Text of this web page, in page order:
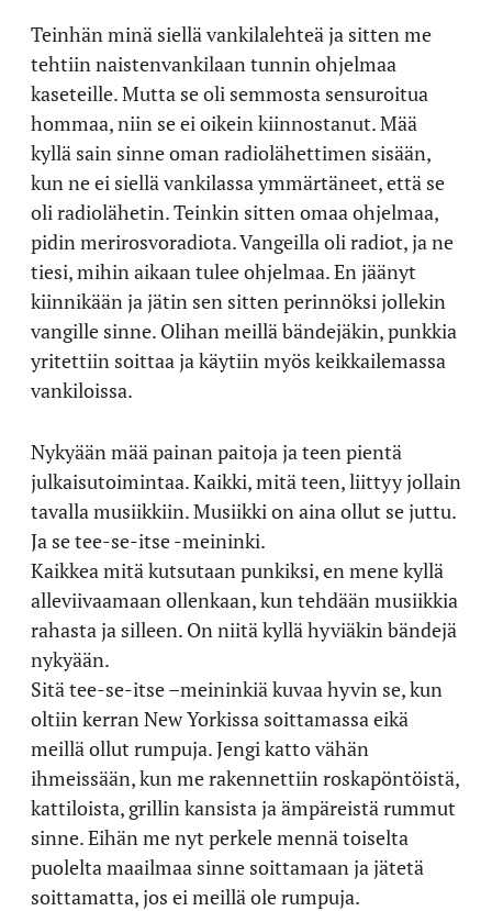
Teinhän minä siellä vankilalehteä ja sitten me
tehtiin naistenvankilaan tunnin ohjelmaa
kaseteille. Mutta se oli semmosta sensuroitua
hommaa, niin se ei oikein kiinnostanut. Mää
kyllä sain sinne oman radiolähettimen sisään,
kun ne ei siellä vankilassa ymmärtäneet, että se
oli radiolähetin. Teinkin sitten omaa ohjelmaa,
pidin merirosvoradiota. Vangeilla oli radiot, ja ne
tiesi, mihin aikaan tulee ohjelmaa. En jäänyt
kiinnikään ja jätin sen sitten perinnöksi jollekin
vangille sinne. Olihan meillä bändejäkin, punkkia
yritettiin soittaa ja käytiin myös keikkailemassa
vankiloissa.
Nykyään mää painan paitoja ja teen pientä
julkaisutoimintaa. Kaikki, mitä teen, liittyy jollain
tavalla musiikkiin. Musiikki on aina ollut se juttu.
Ja se tee-se-itse -meininki.
Kaikkea mitä kutsutaan punkiksi, en mene kyllä
alleviivaamaan ollenkaan, kun tehdään musiikkia
rahasta ja silleen. On niitä kyllä hyviäkin bändejä
nykyään.
Sitä tee-se-itse –meininkiä kuvaa hyvin se, kun
oltiin kerran New Yorkissa soittamassa eikä
meillä ollut rumpuja. Jengi katto vähän
ihmeissään, kun me rakennettiin roskapöntöistä,
kattiloista, grillin kansista ja ämpäreistä rummut
sinne. Eihän me nyt perkele mennä toiselta
puolelta maailmaa sinne soittamaan ja jätetä
soittamatta, jos ei meillä ole rumpuja.